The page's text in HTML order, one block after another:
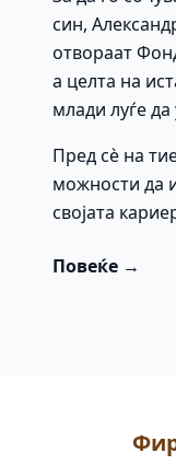
син,
отвораат
а целта на
млади луѓе да
Пред сè на
можности да
својата
Повеќе →